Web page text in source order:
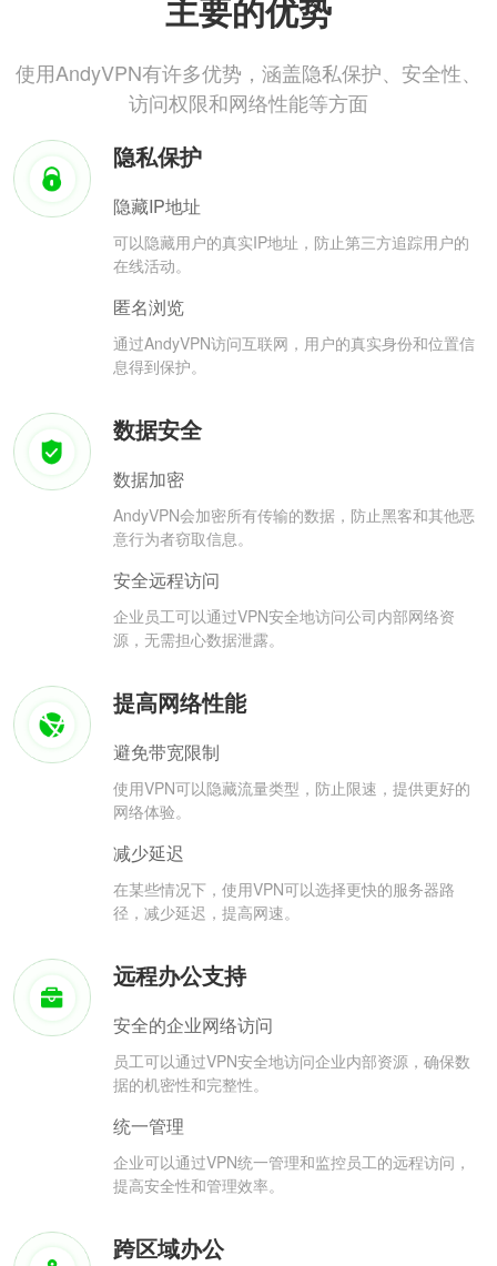
主要的优势
使用AndyVPN有许多优势，涵盖隐私保护、安全性、
访问权限和网络性能等方面
隐私保护
隐藏IP地址
可以隐藏用户的真实IP地址，防止第三方追踪用户的
在线活动。
匿名浏览
通过AndyVPN访问互联网，用户的真实身份和位置信
息得到保护。
数据安全
数据加密
AndyVPN会加密所有传输的数据，防止黑客和其他恶
意行为者窃取信息。
安全远程访问
企业员工可以通过VPN安全地访问公司内部网络资
源，无需担心数据泄露。
提高网络性能
避免带宽限制
使用VPN可以隐藏流量类型，防止限速，提供更好的
网络体验。
减少延迟
在某些情况下，使用VPN可以选择更快的服务器路
径，减少延迟，提高网速。
远程办公支持
安全的企业网络访问
员工可以通过VPN安全地访问企业内部资源，确保数
据的机密性和完整性。
统一管理
企业可以通过VPN统一管理和监控员工的远程访问，
提高安全性和管理效率。
跨区域办公